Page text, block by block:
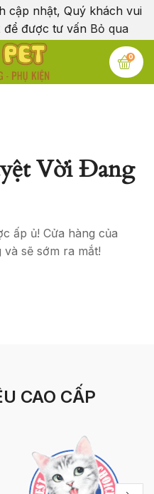
cập nhật, Quý khách vui
để được tư vấn Bỏ qua
0
Vời Đang
ấp ủ! Cửa hàng của
sẽ sớm ra mắt!
CAO CẤP